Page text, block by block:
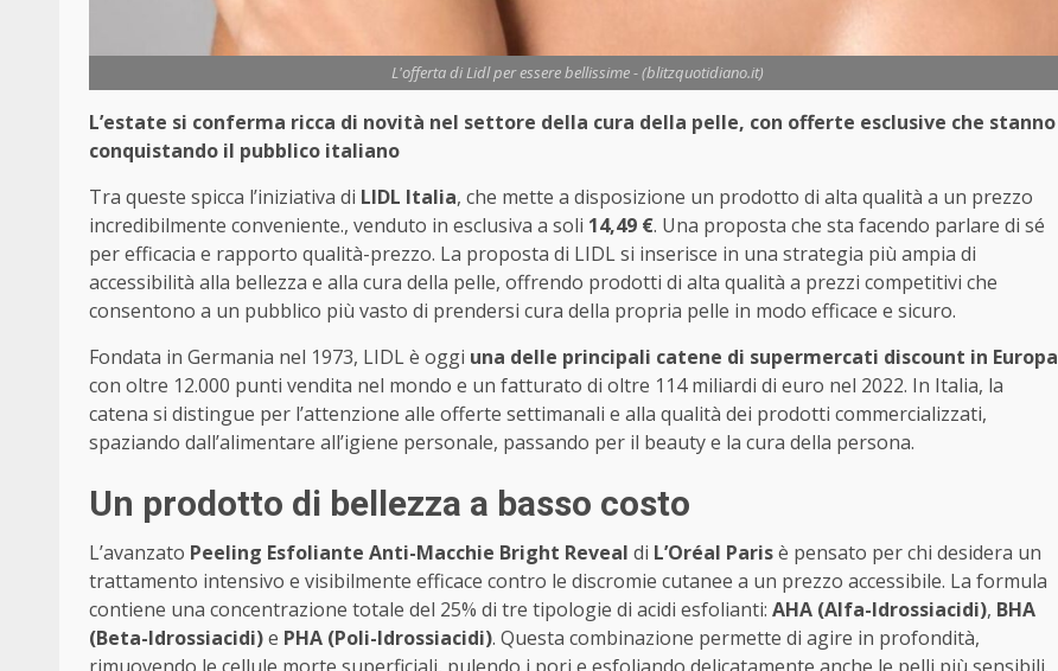
L'offerta di Lidl per essere bellissime - (blitzquotidiano.it)
L’estate si conferma ricca di novità nel settore della cura della pelle, con offerte esclusive che stanno
conquistando il pubblico italiano
Tra queste spicca l’iniziativa di LIDL Italia, che mette a disposizione un prodotto di alta qualità a un prezzo
incredibilmente conveniente., venduto in esclusiva a soli 14,49 €. Una proposta che sta facendo parlare di sé
per efficacia e rapporto qualità-prezzo. La proposta di LIDL si inserisce in una strategia più ampia di
accessibilità alla bellezza e alla cura della pelle, offrendo prodotti di alta qualità a prezzi competitivi che
consentono a un pubblico più vasto di prendersi cura della propria pelle in modo efficace e sicuro.
Fondata in Germania nel 1973, LIDL è oggi una delle principali catene di supermercati discount in Europa
con oltre 12.000 punti vendita nel mondo e un fatturato di oltre 114 miliardi di euro nel 2022. In Italia, la
catena si distingue per l’attenzione alle offerte settimanali e alla qualità dei prodotti commercializzati,
spaziando dall’alimentare all’igiene personale, passando per il beauty e la cura della persona.
Un prodotto di bellezza a basso costo
L’avanzato Peeling Esfoliante Anti-Macchie Bright Reveal di L’Oréal Parisè pensato per chi desidera un
trattamento intensivo e visibilmente efficace contro le discromie cutanee a un prezzo accessibile. La formula
contiene una concentrazione totale del 25% di tre tipologie di acidi esfolianti: AHA (Alfa-Idrossiacidi), BHA
(Beta-Idrossiacidi)e PHA (Poli-Idrossiacidi). Questa combinazione permette di agire in profondità,